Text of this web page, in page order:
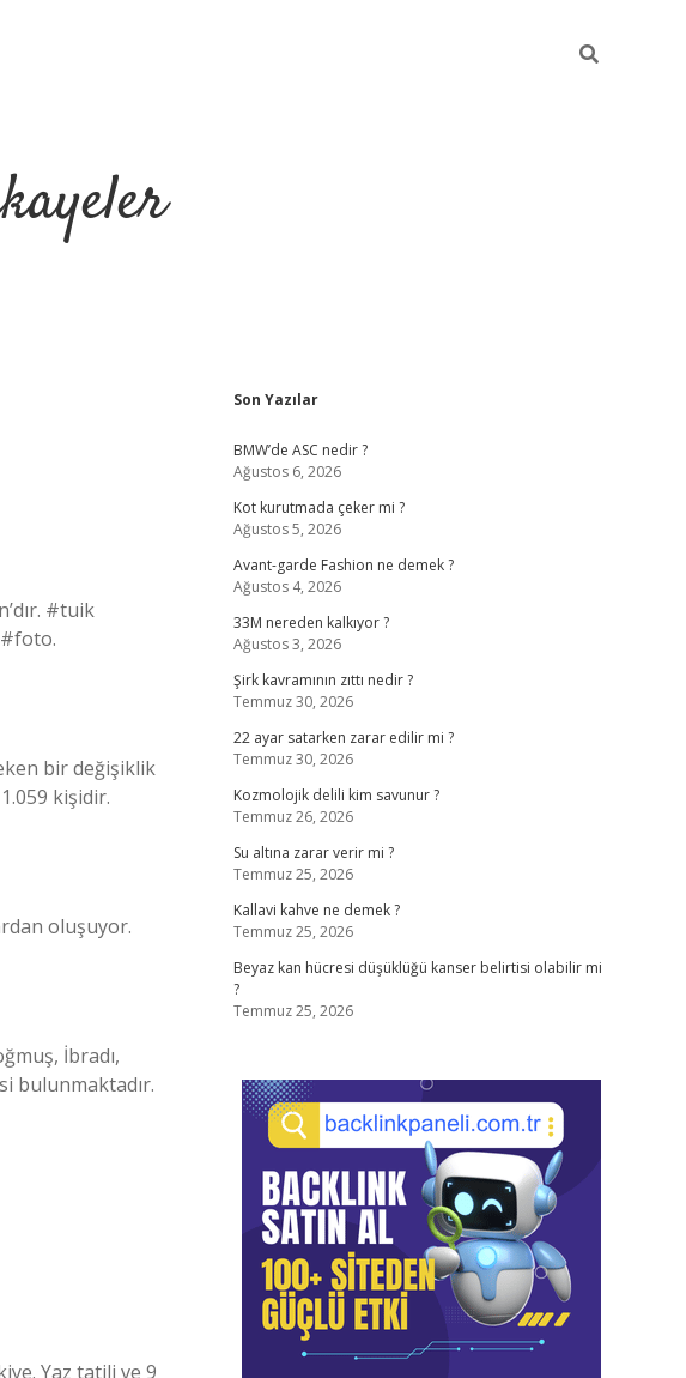
#tuik
bir değişiklik
kişidir.
oluşuyor.
İbradı,
bulunmaktadır.
Yaz tatili ve 9
Sidebar
Son Yazılar
BMW’de ASC nedir ?
Ağustos 6, 2026
Kot kurutmada çeker mi ?
Ağustos 5, 2026
Avant-garde Fashion ne demek ?
Ağustos 4, 2026
33M nereden kalkıyor ?
Ağustos 3, 2026
Şirk kavramının zıttı nedir ?
Temmuz 30, 2026
22 ayar satarken zarar edilir mi ?
Temmuz 30, 2026
Kozmolojik delili kim savunur ?
Temmuz 26, 2026
Su altına zarar verir mi ?
Temmuz 25, 2026
Kallavi kahve ne demek ?
Temmuz 25, 2026
Beyaz kan hücresi düşüklüğü kanser belirtisi olabilir mi
?
Temmuz 25, 2026